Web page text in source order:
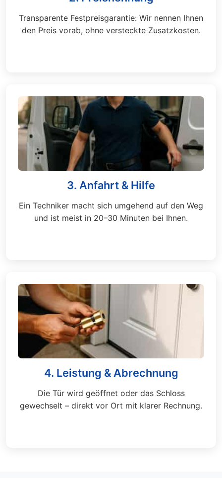
Transparente Festpreisgarantie: Wir nennen Ihnen
den Preis vorab, ohne versteckte Zusatzkosten.
3. Anfahrt & Hilfe
Ein Techniker macht sich umgehend auf den Weg
und ist meist in 20–30 Minuten bei Ihnen.
4. Leistung & Abrechnung
Die Tür wird geöffnet oder das Schloss
gewechselt – direkt vor Ort mit klarer Rechnung.